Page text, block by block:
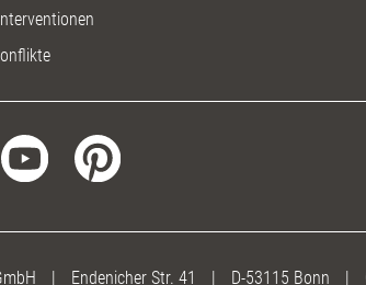
| Endenicher Str. 41 | D-53115 Bonn |